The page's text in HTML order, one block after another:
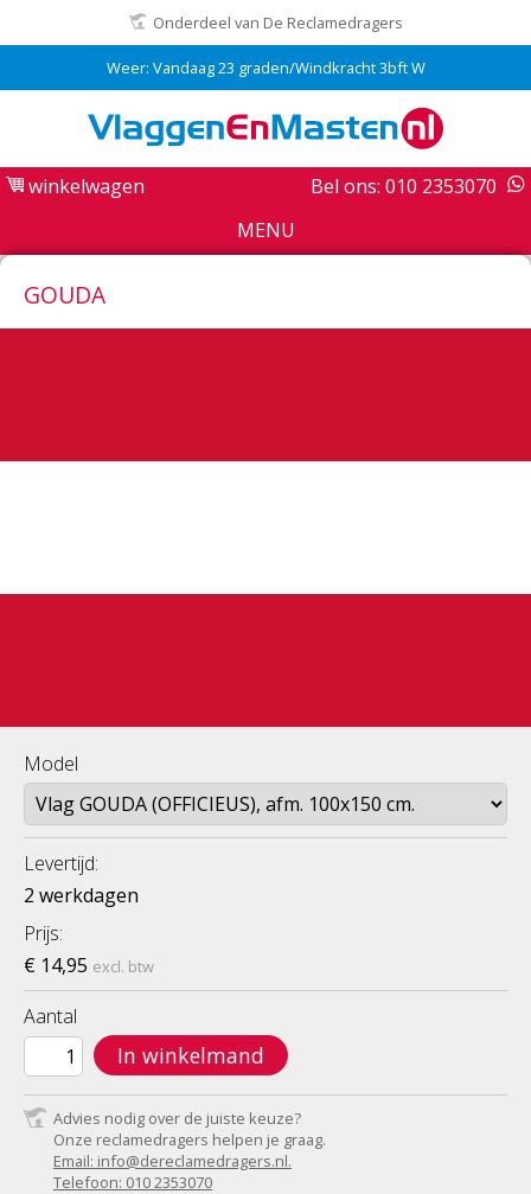
Onderdeel van De Reclamedragers
Weer: Vandaag 23 graden/Windkracht 3bft W
winkelwagen
Bel ons: 010 2353070
MENU
GOUDA
Model
Levertijd:
2 werkdagen
Prijs:
€ 14,95 excl. btw
Aantal
In winkelmand
Advies nodig over de juiste keuze?
Onze reclamedragers helpen je graag.
Email: info@dereclamedragers.nl.
Telefoon: 010 2353070